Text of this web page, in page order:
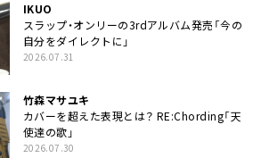
IKUO
スラップ・オンリーの3rdアルバム発売「今の
自分をダイレクトに」
2026.07.31
竹森マサユキ
カバーを超えた表現とは？ RE:Chording「天
使達の歌」
2026.07.30